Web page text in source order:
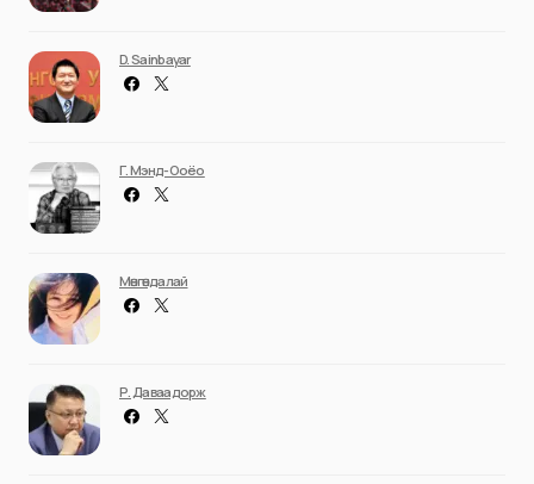
D. Sainbayar
Г. Мэнд-Ооёо
Мөнгөндалай
Р. Даваадорж